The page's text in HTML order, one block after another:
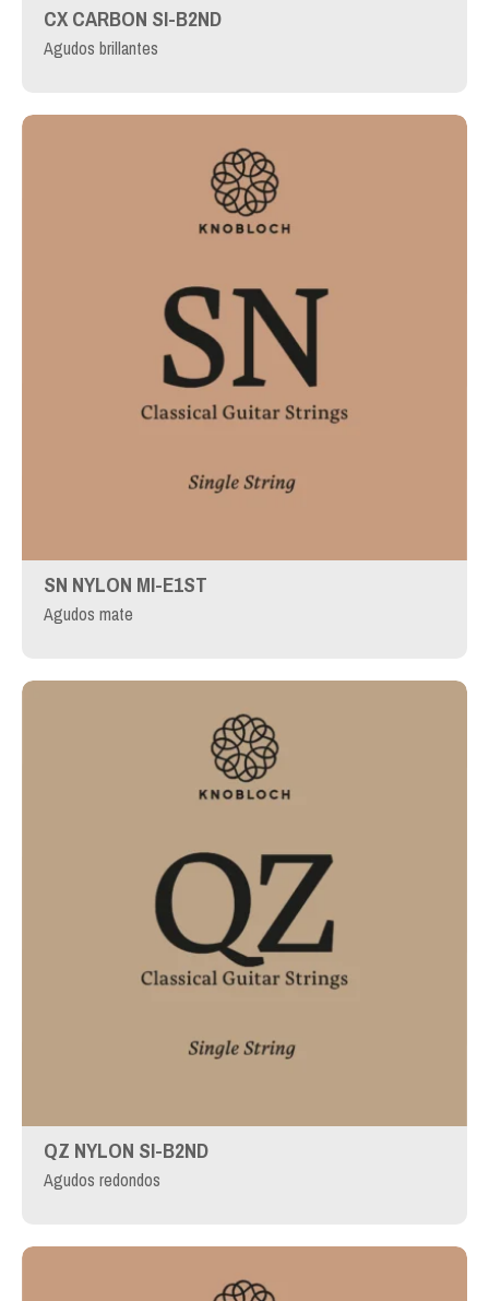
CX CARBON SI-B2ND
Agudos brillantes
SN NYLON MI-E1ST
Agudos mate
QZ NYLON SI-B2ND
Agudos redondos